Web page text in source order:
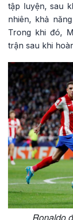
tập luyện, sau
nhiên, khả
Trong khi đó,
trận sau khi
Ronaldo